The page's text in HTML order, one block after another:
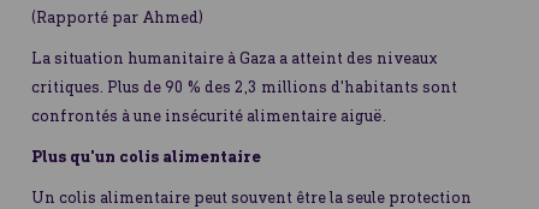
(Rapporté par Ahmed)
La situation humanitaire à Gaza a atteint des niveaux
critiques. Plus de 90 % des 2,3 millions d'habitants sont
confrontés à une insécurité alimentaire aiguë.
Plus qu'un colis alimentaire
Un colis alimentaire peut souvent être la seule protection